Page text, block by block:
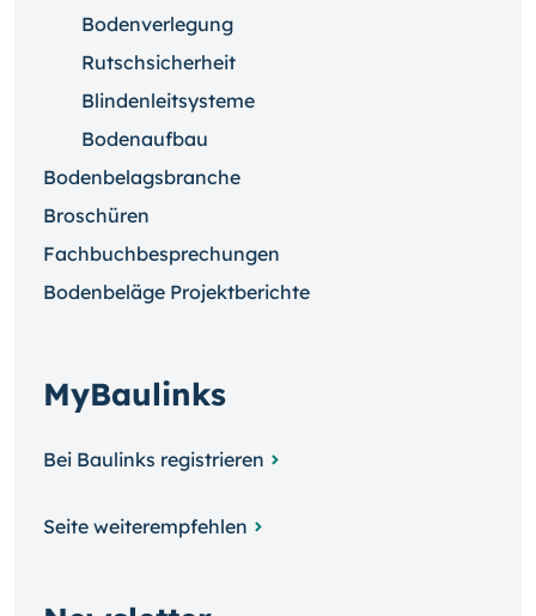
Bodenverlegung
Rutschsicherheit
Blindenleitsysteme
Bodenaufbau
Bodenbelagsbranche
Broschüren
Fachbuchbesprechungen
Bodenbeläge Projektberichte
MyBaulinks
Bei Baulinks registrieren
Seite weiterempfehlen